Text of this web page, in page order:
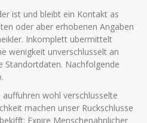
ist und bleibt ein Kontakt as
oder aber erhobenen Angaben
Inkomplett ubermittelt
wenigkeit unverschlusselt an
Standortdaten. Nachfolgende
wohl verschlusselte
machen unser Ruckschlusse
Expire Menschenahnlicher